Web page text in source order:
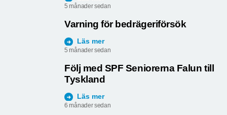
5 månader sedan
Varning för bedrägeriförsök
5 månader sedan
Följ med SPF Seniorerna Falun till
Tyskland